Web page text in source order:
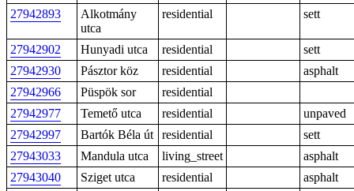
27942893
Alkotmány
utca
residential sett
27942902 Hunyadi utca residential
sett
27942930
Pásztor köz residential
asphalt
27942966
Püspök sor
residential
27942977
Temető utca residential
unpaved
27942997
Bartók Béla út residential
sett
27943033
Mandula utca living_street
asphalt
27943040
Sziget utca residential
asphalt